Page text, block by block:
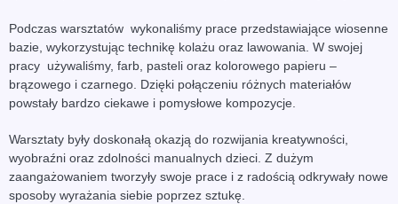
Podczas warsztatów wykonaliśmy prace przedstawiające wiosenne
bazie, wykorzystując technikę kolażu oraz lawowania. W swojej
pracy używaliśmy, farb, pasteli oraz kolorowego papieru –
brązowego i czarnego. Dzięki połączeniu różnych materiałów
powstały bardzo ciekawe i pomysłowe kompozycje.
Warsztaty były doskonałą okazją do rozwijania kreatywności,
wyobraźni oraz zdolności manualnych dzieci. Z dużym
zaangażowaniem tworzyły swoje prace i z radością odkrywały nowe
sposoby wyrażania siebie poprzez sztukę.